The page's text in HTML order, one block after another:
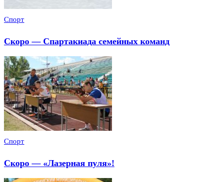
Спорт
Скоро — Спартакиада семейных команд
Спорт
Скоро — «Лазерная пуля»!